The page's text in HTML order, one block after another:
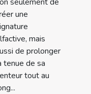
une
mais
de prolonger
tenue de sa
tout au